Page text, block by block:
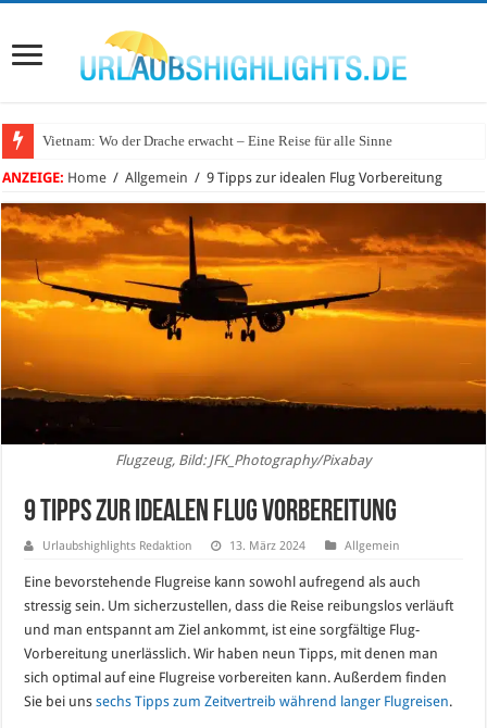
Vietnam: Wo der Drache erwacht – Eine Reise für alle Sinne
ANZEIGE: Home / Allgemein / 9 Tipps zur idealen Flug Vorbereitung
Flugzeug, Bild: JFK_Photography/Pixabay
9 Tipps zur idealen Flug Vorbereitung
Urlaubshighlights Redaktion 13. März 2024 Allgemein
Eine bevorstehende Flugreise kann sowohl aufregend als auch
stressig sein. Um sicherzustellen, dass die Reise reibungslos verläuft
und man entspannt am Ziel ankommt, ist eine sorgfältige Flug-
Vorbereitung unerlässlich. Wir haben neun Tipps, mit denen man
sich optimal auf eine Flugreise vorbereiten kann. Außerdem finden
Sie bei unssechs Tipps zum Zeitvertreib während langer Flugreisen.